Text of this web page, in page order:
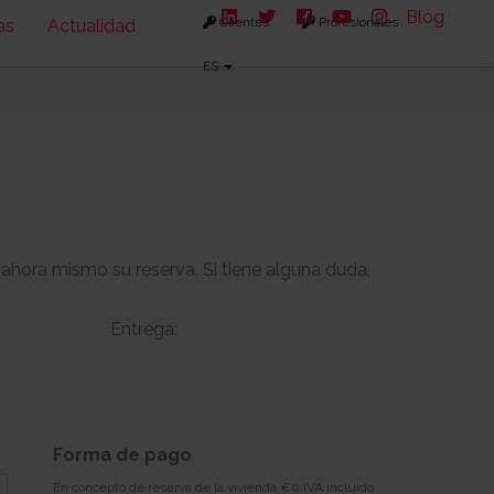
Actualidad Clientes Profesionales
ES
Blog
mismo su reserva. Si tiene alguna duda,
Entrega:
Descargar planos
Forma de pago
En concepto de reserva de la vivienda €0 IVA incluido